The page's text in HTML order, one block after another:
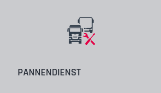
PANNENDIENST